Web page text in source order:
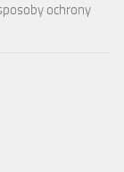
ochrony